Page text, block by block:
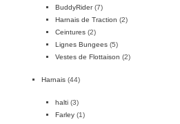
BuddyRider (7)
Harnais de Traction (2)
Ceintures (2)
Lignes Bungees (5)
Vestes de Flottaison (2)
Harnais (44)
halti (3)
Farley (1)